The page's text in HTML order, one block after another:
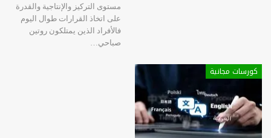
مستوى التركيز والإنتاجية والقدرة
على اتخاذ القرارات طوال اليوم
فالأفراد الذين يمتلكون روتين
صباحي…
كورسات مجانية